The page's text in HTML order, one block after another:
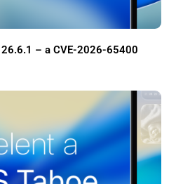
26.6.1 – a CVE-2026-65400